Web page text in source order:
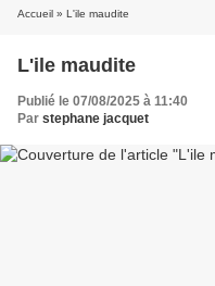
Accueil » L'ile maudite
L'ile maudite
Publié le 07/08/2025 à 11:40
Par stephane jacquet